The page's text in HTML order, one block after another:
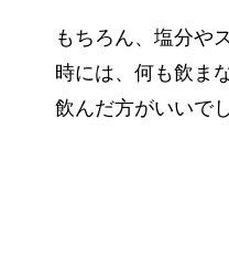
もちろん、塩分や
時には、何も飲ま
飲んだ方がいいで